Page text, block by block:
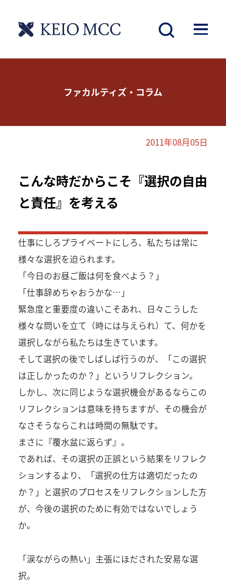
ファカルティズ・コラム
2011年08月05日
こんな時だからこそ『選択の自由
と責任』を考える
仕事にしろプライベートにしろ、私たちは常に
様々な選択を迫られます。
「今日のお昼ご飯は何を食べよう？」
「仕事辞めちゃおうかな…」
緊急度と重要度の違いこそあれ、日々こうした
様々な問いを立て（時には与えられ）て、何かを
選択しながら私たちは生きています。
そして選択の後でしばしば行うのが、「この選択
は正しかったのか？」というリフレクション。
しかし、次に同じような選択機会があるならこの
リフレクションは意味を持ちますが、その機会が
なさそうならこれは時間の無駄です。
まさに『覆水盆に返らず』。
であれば、その選択の正誤という結果をリフレク
ションするより、「選択の仕方は適切だったの
か？」と選択のプロセスをリフレクションした方
が、今後の選択のために有効ではないでしょう
か。
「涙ながらの熱い」主張にほだされた安易な選
択。